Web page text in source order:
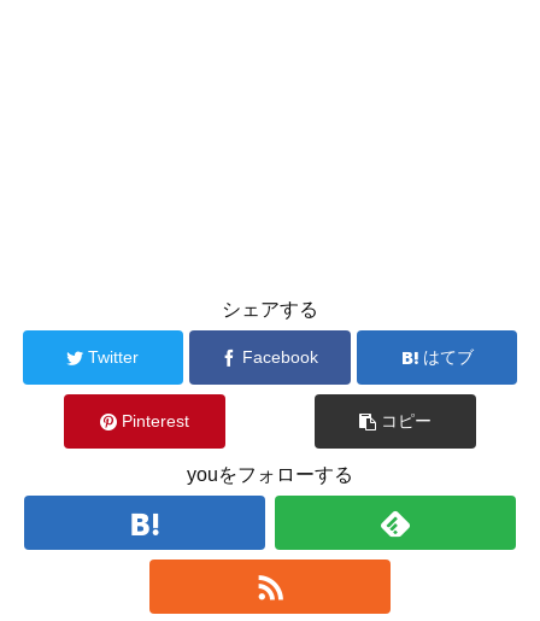
シェアする
Twitter Facebook はてブ
Pinterest コピー
youをフォローする